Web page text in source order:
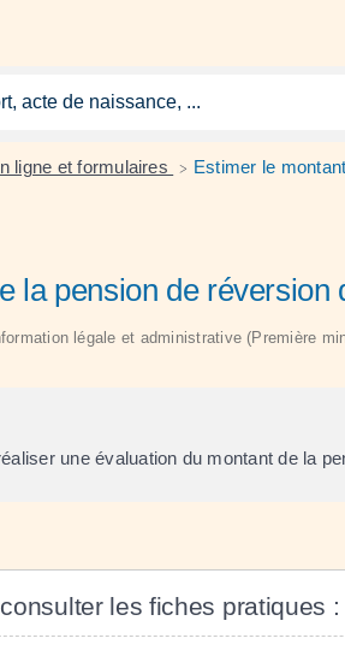
ligne et formulaires > Estimer le
la pension de
légale et administrative (Première
une évaluation du montant de la
les fiches pratiques :